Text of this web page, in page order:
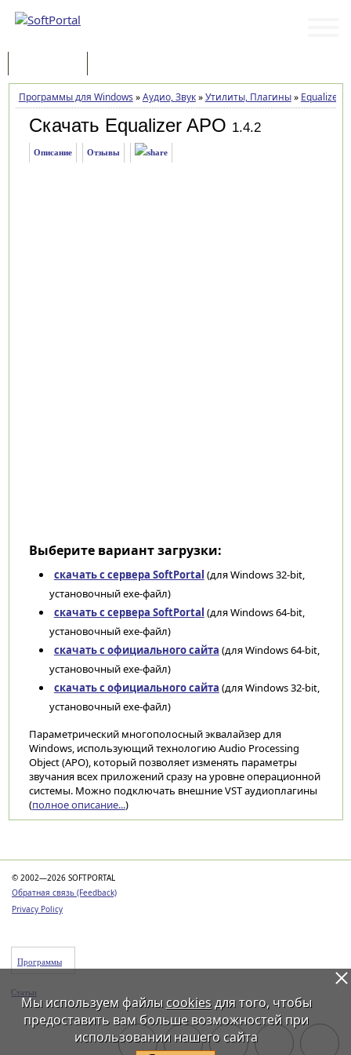
Программы для Windows »Аудио, Звук»Утилиты, Плагины» Equalizer
Скачать Equalizer APO 1.4.2
Описание Отзывы
Выберите вариант загрузки:
скачать с сервера SoftPortal (для Windows 32-bit,
установочный exe-файл)
скачать с сервера SoftPortal (для Windows 64-bit,
установочный exe-файл)
скачать с официального сайта (для Windows 64-bit,
установочный exe-файл)
скачать с официального сайта (для Windows 32-bit,
установочный exe-файл)
Параметрический многополосный эквалайзер для
Windows, использующий технологию Audio Processing
Object (APO), который позволяет изменять параметры
звучания всех приложений сразу на уровне операционной
системы. Можно подключать внешние VST аудиоплагины
(полное описание...)
© 2002—2026 SOFTPORTAL
Обратная связь (Feedback)
Privacy Policy
Программы
Статьи
Мы используем файлы cookiesдля того, чтобы
предоставить вам больше возможностей при
использовании нашего сайта